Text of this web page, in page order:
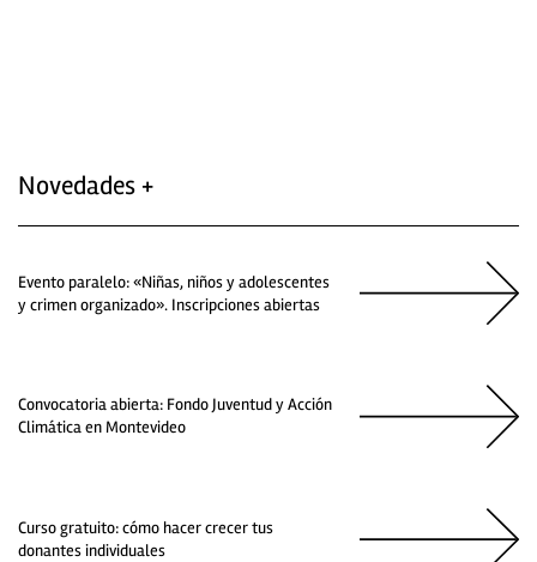
Novedades +
Evento paralelo: «Niñas, niños y adolescentes
y crimen organizado». Inscripciones abiertas
Convocatoria abierta: Fondo Juventud y Acción
Climática en Montevideo
Curso gratuito: cómo hacer crecer tus
donantes individuales